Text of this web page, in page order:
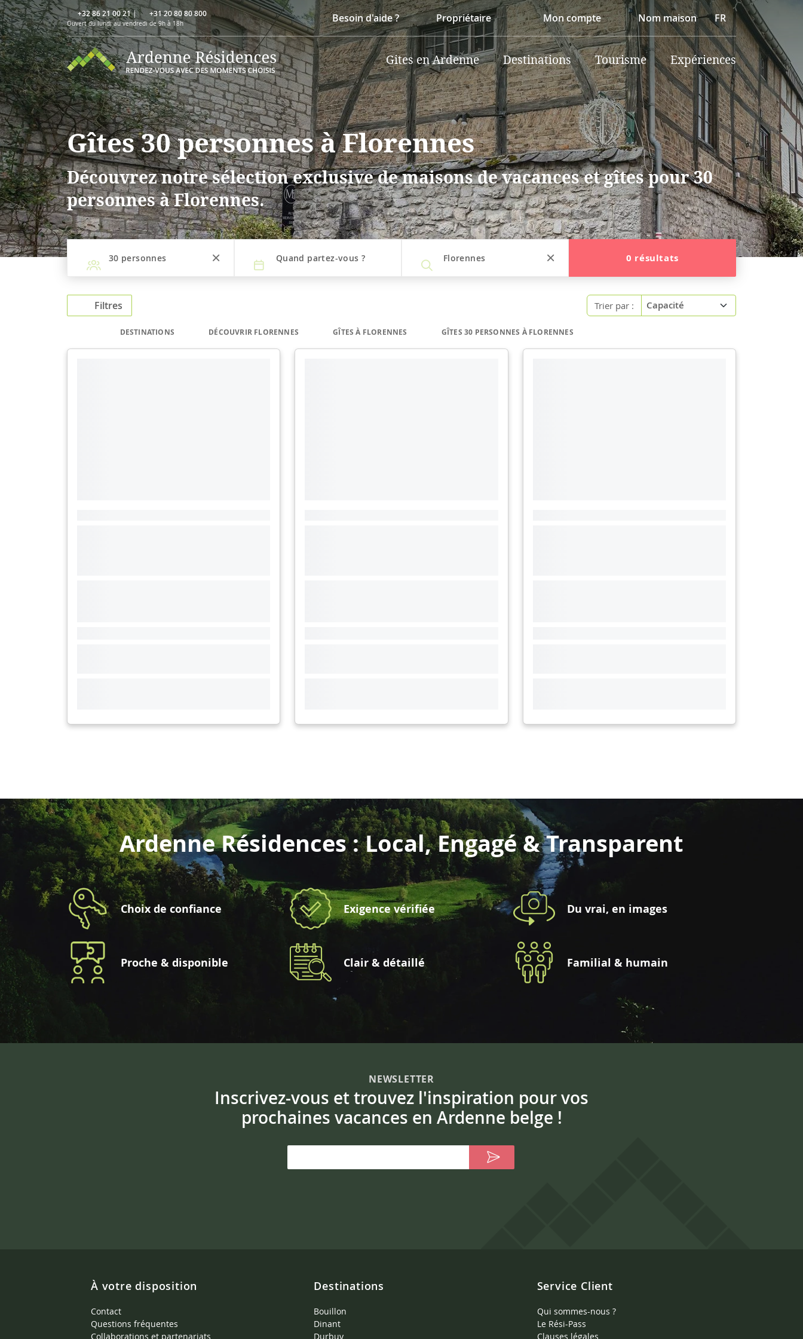
+32 86 21 00 21| +31 20 80 80 800
Ouvert du lundi au vendredi de 9h à 18h Besoin d'aide ? Propriétaire Mon compte Nom maison FR
Gites en Ardenne Destinations Tourisme Expériences
Gîtes 30 personnes à Florennes
Découvrez notre sélection exclusive de maisons de vacances et gîtes pour 30
personnes à Florennes.
30 personnes Quand partez-vous ? Florennes 0 résultats
Filtres Trier par :
DESTINATIONS DÉCOUVRIR FLORENNES GÎTES À FLORENNES GÎTES 30 PERSONNES À FLORENNES
Ardenne Résidences : Local, Engagé & Transparent
Choix de confiance Exigence vérifiée Du vrai, en images
Proche & disponible Clair & détaillé Familial & humain
NEWSLETTER
Inscrivez-vous et trouvez l'inspiration pour vos
prochaines vacances en Ardenne belge !
À votre disposition
Contact
Questions fréquentes
Collaborations et partenariats
Destinations
Bouillon
Dinant
Durbuy
Service Client
Qui sommes-nous ?
Le Rési-Pass
Clauses légales